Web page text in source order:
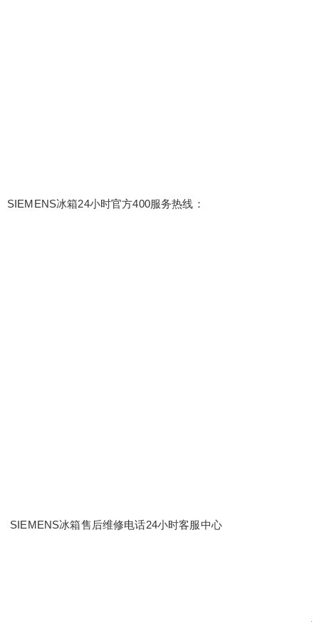
SIEMENS冰箱24小时官方400服务热线：
SIEMENS冰箱售后维修电话24小时客服中心